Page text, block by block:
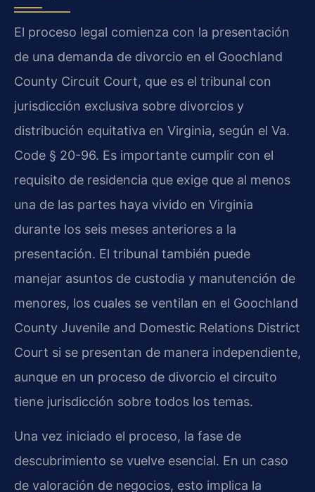
El proceso legal comienza con la presentación
de una demanda de divorcio en el Goochland
County Circuit Court, que es el tribunal con
jurisdicción exclusiva sobre divorcios y
distribución equitativa en Virginia, según el Va.
Code § 20-96. Es importante cumplir con el
requisito de residencia que exige que al menos
una de las partes haya vivido en Virginia
durante los seis meses anteriores a la
presentación. El tribunal también puede
manejar asuntos de custodia y manutención de
menores, los cuales se ventilan en el Goochland
County Juvenile and Domestic Relations District
Court si se presentan de manera independiente,
aunque en un proceso de divorcio el circuito
tiene jurisdicción sobre todos los temas.
Una vez iniciado el proceso, la fase de
descubrimiento se vuelve esencial. En un caso
de valoración de negocios, esto implica la